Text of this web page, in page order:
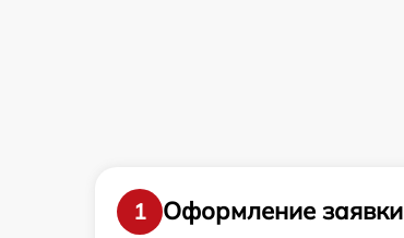
1
Оформление заявки